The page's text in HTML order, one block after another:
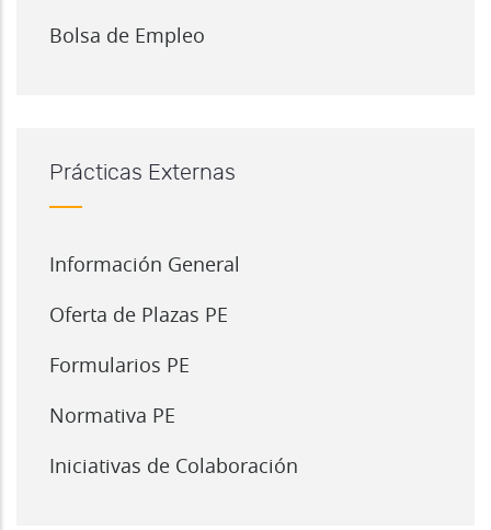
Bolsa de Empleo
Prácticas Externas
Información General
Oferta de Plazas PE
Formularios PE
Normativa PE
Iniciativas de Colaboración